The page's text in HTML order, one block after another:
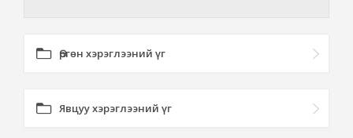
Өргөн хэрэглээний үг
Явцуу хэрэглээний үг